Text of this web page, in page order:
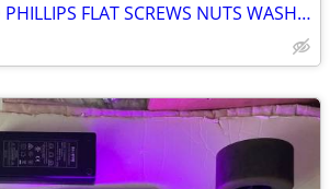
M8X50 PAN HEAD PHILLIPS FLAT SCREWS NUTS WASHERS ZINC YELLOW PLATED 10